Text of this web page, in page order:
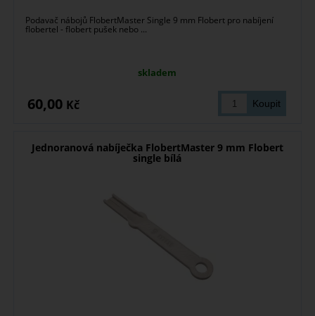
Podavač nábojů FlobertMaster Single 9 mm Flobert pro nabíjení
flobertel - flobert pušek nebo ...
skladem
60,00 Kč
Jednoranová nabíječka FlobertMaster 9 mm Flobert
single bílá